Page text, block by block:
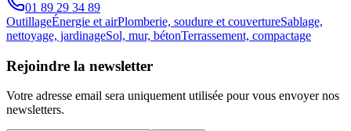
01 89 29 34 89
OutillageÉnergie et airPlomberie, soudure et couvertureSablage,
nettoyage, jardinageSol, mur, bétonTerrassement, compactage
Rejoindre la newsletter
Votre adresse email sera uniquement utilisée pour vous envoyer nos
newsletters.